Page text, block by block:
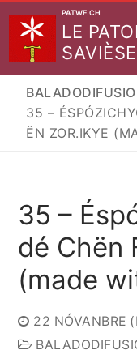
Aller
contenu
PATWE.CH
LE
35 –
ËN ZOR.IKYE
35 –
dé Chën
(made
22 NÓVANBRE